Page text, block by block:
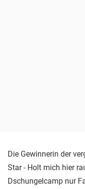
Die Gewinnerin der
Star - Holt mich hier
Dschungelcamp nur